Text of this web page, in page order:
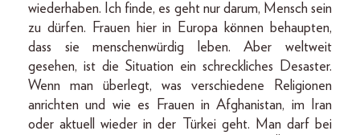
wiederhaben. Ich finde, es geht nur darum, Mensch sein
zu dürfen. Frauen hier in Europa können behaupten,
dass sie menschenwürdig leben. Aber weltweit
gesehen, ist die Situation ein schreckliches Desaster.
Wenn man überlegt, was verschiedene Religionen
anrichten und wie es Frauen in Afghanistan, im Iran
oder aktuell wieder in der Türkei geht. Man darf bei